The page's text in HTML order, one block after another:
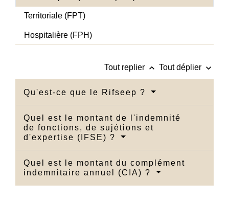
Territoriale (FPT)
Hospitalière (FPH)
Tout replier keyboard_arrow_up Tout déplier keyboard_arrow_down
Qu'est-ce que le Rifseep ?
Quel est le montant de l'indemnité
de fonctions, de sujétions et
d'expertise (IFSE) ?
Quel est le montant du complément
indemnitaire annuel (CIA) ?